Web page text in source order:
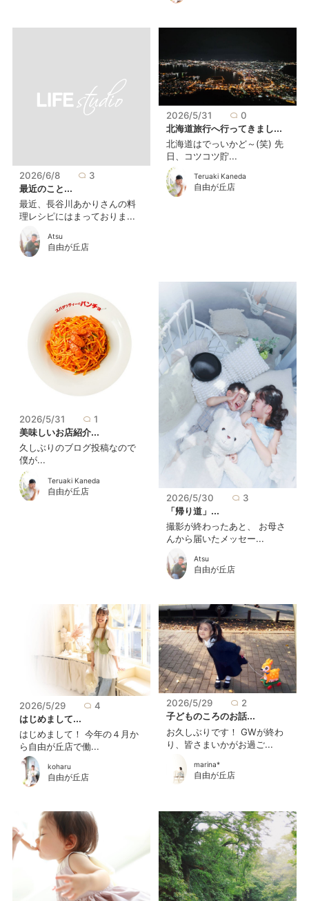
2026/6/8
3
最近のこと...
最近、長谷川あかりさんの料
理レシピにはまっておりま...
Atsu
自由が丘店
2026/5/31
0
北海道旅行へ行ってきまし...
北海道はでっいかど～(笑) 先
日、コツコツ貯...
Teruaki Kaneda
自由が丘店
2026/5/31
1
美味しいお店紹介...
久しぶりのブログ投稿なので
僕が...
Teruaki Kaneda
自由が丘店
2026/5/30
3
「帰り道」...
撮影が終わったあと、 お母さ
んから届いたメッセー...
Atsu
自由が丘店
2026/5/29
4
はじめまして...
はじめまして！ 今年の４月か
ら自由が丘店で働...
koharu
自由が丘店
2026/5/29
2
子どものころのお話...
お久しぶりです！ GWが終わ
り、皆さまいかがお過ご...
marina*
自由が丘店